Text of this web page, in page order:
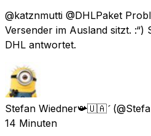
@katznmutti @DHLPaket
Versender im Ausland sitzt. :“)
DHL antwortet.
Stefan Wiedner📯🇺🇦
14 Minuten